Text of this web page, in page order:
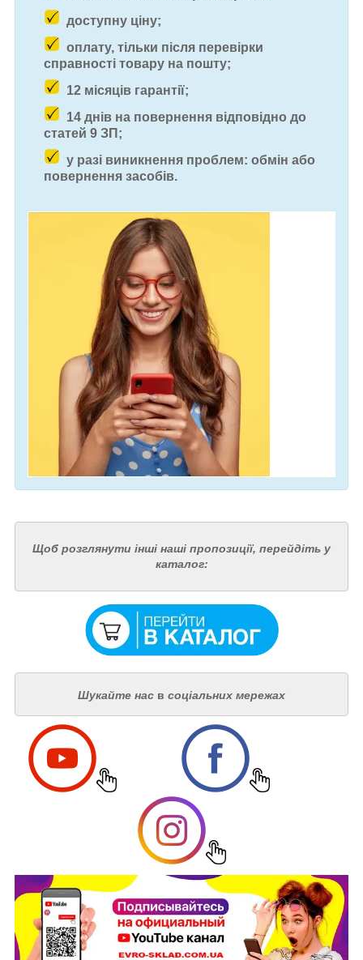
доступну ціну;
оплату, тільки після перевірки
справності товару на пошту;
12 місяців гарантії;
14 днів на повернення відповідно до
статей 9 ЗП;
у разі виникнення проблем: обмін або
повернення засобів.
Щоб розглянути інші наші пропозиції, перейдіть у
каталог:
Шукайте нас в соціальних мережах